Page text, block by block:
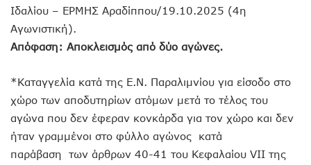
Ιδαλίου – ΕΡΜΗΣ Αραδίππου/19.10.2025 (4η
Αγωνιστική).
Απόφαση: Αποκλεισμός από δύο αγώνες.
*Καταγγελία κατά της Ε.Ν. Παραλιμνίου για είσοδο στο
χώρο των αποδυτηρίων ατόμων μετά το τέλος του
αγώνα που δεν έφεραν κονκάρδα για τον χώρο και δεν
ήταν γραμμένοι στο φύλλο αγώνος κατά
παράβαση των άρθρων 40-41 του Κεφαλαίου VII της